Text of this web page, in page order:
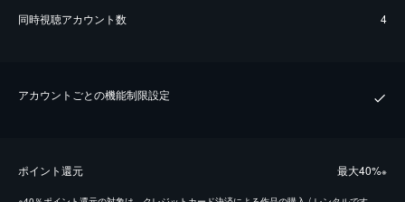
同時視聴アカウント数 4
アカウントごとの機能制限設定
ポイント還元 最⼤40%※